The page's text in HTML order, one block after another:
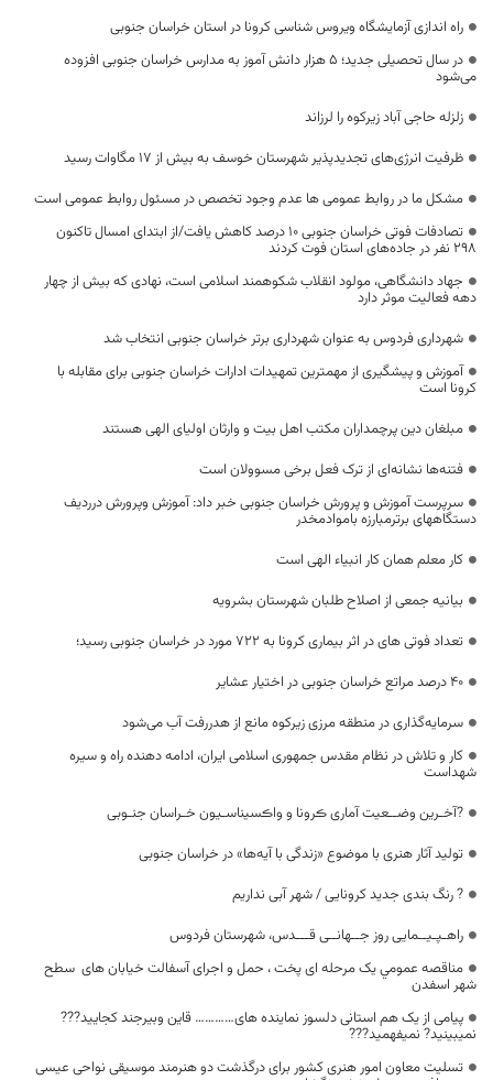
راه اندازی آزمایشگاه ویروس شناسی کرونا در استان خراسان جنوبی
در سال تحصیلی جدید؛ ۵ هزار دانش آموز به مدارس خراسان جنوبی افزوده
می‌شود
زلزله حاجی آباد زیرکوه را لرزاند
ظرفیت انرژی‌های تجدیدپذیر شهرستان خوسف به بیش از ۱۷ مگاوات رسید
مشکل ما در روابط عمومی ها عدم وجود تخصص در مسئول روابط عمومی است
تصادفات فوتی خراسان جنوبی ۱۰ درصد کاهش یافت/از ابتدای امسال تاکنون
۲۹۸ نفر در جاده‌های استان فوت کردند
جهاد دانشگاهی، مولود انقلاب شکوهمند اسلامی است، نهادی که بیش از چهار
دهه فعالیت موثر دارد
شهرداری فردوس به عنوان شهرداری برتر خراسان جنوبی انتخاب شد
آموزش و پیشگیری از مهمترین تمهیدات ادارات خراسان جنوبی برای مقابله با
کرونا است
مبلغان دین پرچمداران مکتب اهل بیت و وارثان اولیای الهی هستند
فتنه‌ها نشانه‌ای از ترک فعل برخی مسوولان است
سرپرست آموزش و پرورش خراسان جنوبی خبر داد: آموزش وپرورش درردیف
دستگاههای برترمبارزه باموادمخدر
کار معلم همان کار انبیاء الهی است
بیانیه جمعی از اصلاح طلبان شهرستان بشرویه
تعداد فوتی های در اثر بیماری کرونا به 722 مورد در خراسان جنوبی رسید؛
40 درصد مراتع خراسان جنوبی در اختیار عشایر
سرمایه‌گذاری در منطقه مرزی زیرکوه مانع از هدررفت آب می‌شود
کار و تلاش در نظام مقدس جمهوری اسلامی ایران، ادامه دهنده راه و سیره
شهداست
?آخـرین وضــعیت آماری ڪرونا و واڪسیناسـیون خـراسان جنـوبی
تولید آثار هنری با موضوع «زندگی با آیه‌ها» در خراسان جنوبی
? رنگ بندی جدید کرونایی / شهر آبی نداریم
راهـپـیــمایی روز جــهانــی قـــدس، شهرستان فردوس
مناقصه عمومي یک مرحله ای پخت ، حمل و اجرای آسفالت خیابان های سطح
شهر اسفدن
پیامی از یک هم استانی دلسوز نماینده های………… قاین وبیرجند کجایید???
نمیبینید? نمیفهمید???
تسلیت معاون امور هنری کشور برای درگذشت دو هنرمند موسیقی نواحی عیسی